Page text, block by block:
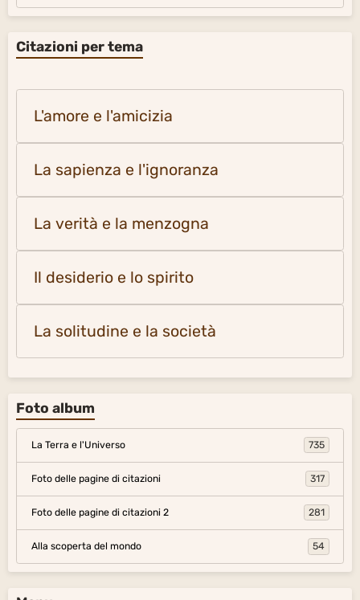
Citazioni per tema
L'amore e l'amicizia
La sapienza e l'ignoranza
La verità e la menzogna
Il desiderio e lo spirito
La solitudine e la società
Foto album
La Terra e l'Universo 735
Foto delle pagine di citazioni 317
Foto delle pagine di citazioni 2 281
Alla scoperta del mondo 54